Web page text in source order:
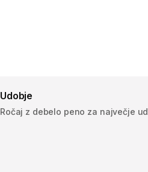
Udobje
Ročaj z debelo peno za največje